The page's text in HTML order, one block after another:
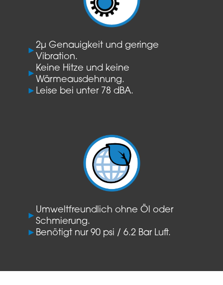
►
2µ Genauigkeit und geringe
Vibration.
►
Keine Hitze und keine
Wärmeausdehnung.
► Leise bei unter 78 dBA.
►
Umweltfreundlich ohne Öl oder
Schmierung.
► Benötigt nur 90 psi / 6.2 Bar Luft.